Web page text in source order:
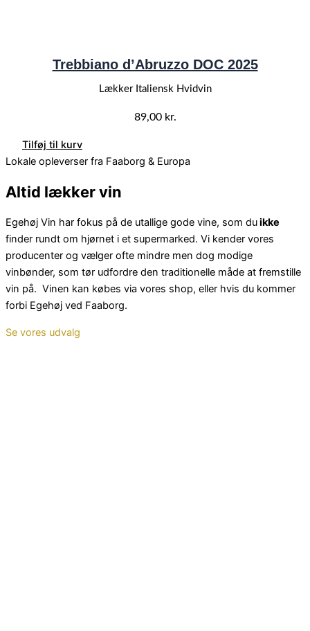
Trebbiano d’Abruzzo DOC 2025
Lækker Italiensk Hvidvin
89,00 kr.
Tilføj til kurv
Lokale opleverser fra Faaborg & Europa
Altid lækker vin
Egehøj Vin har fokus på de utallige gode vine, som duikke
finder rundt om hjørnet i et supermarked. Vi kender vores
producenter og vælger ofte mindre men dog modige
vinbønder, som tør udfordre den traditionelle måde at fremstille
vin på. Vinen kan købes via vores shop, eller hvis du kommer
forbi Egehøj ved Faaborg.
Se vores udvalg